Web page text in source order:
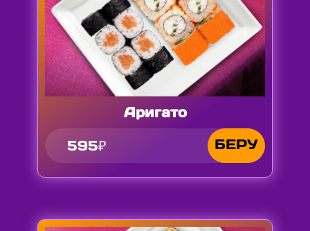
Аригато
595₽
БЕРУ